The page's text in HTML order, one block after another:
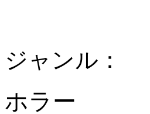
ジャンル：
ホラー